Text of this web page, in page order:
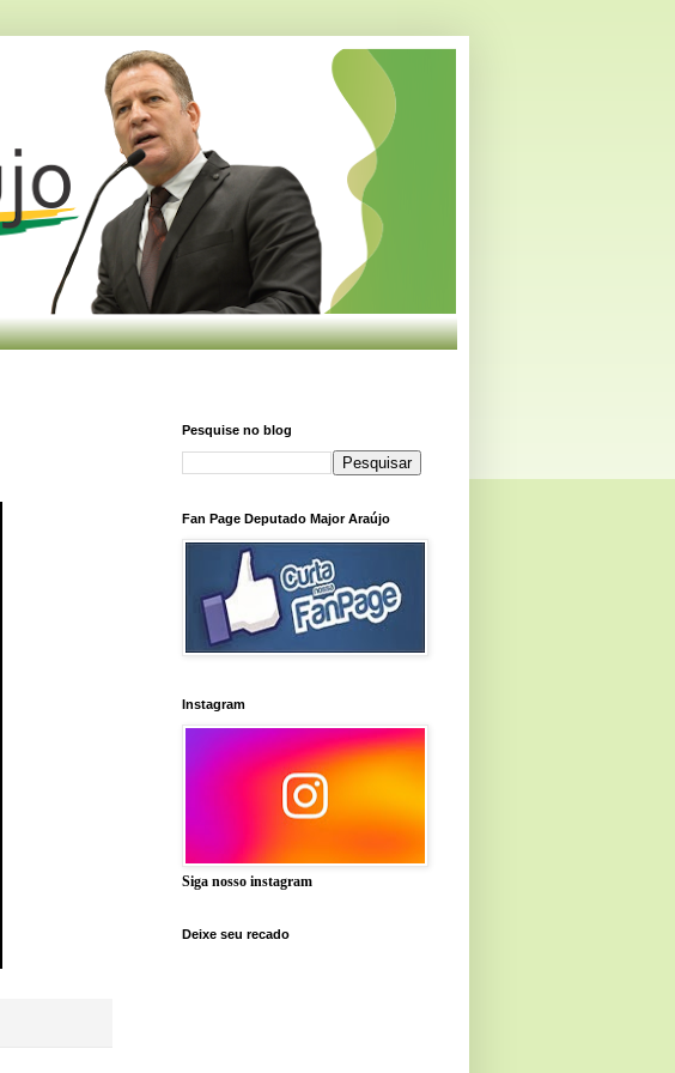
Pesquise no blog
Fan Page Deputado Major Araújo
Instagram
Siga nosso instagram
Deixe seu recado